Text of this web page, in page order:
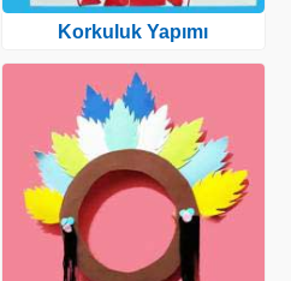
Korkuluk Yapımı